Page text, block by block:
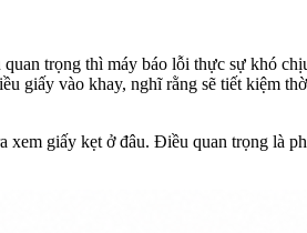
trọng thì máy báo lỗi thực sự khó
vào khay, nghĩ rằng sẽ tiết kiệm
giấy kẹt ở đâu. Điều quan trọng là